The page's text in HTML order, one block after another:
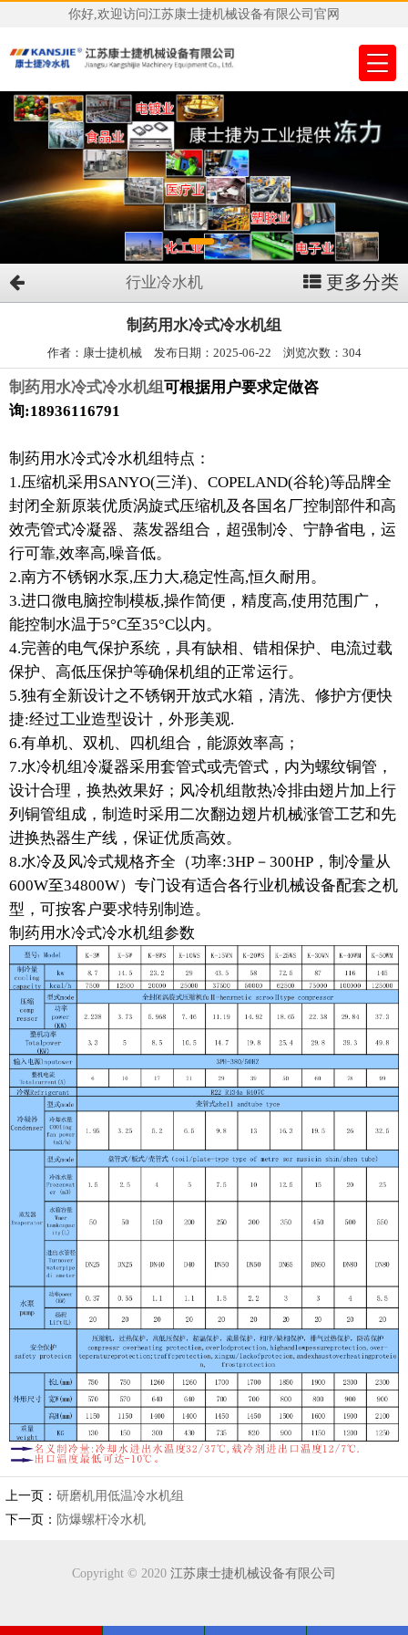
你好,欢迎访问江苏康士捷机械设备有限公司官网
行业冷水机 更多分类
制药用水冷式冷水机组
作者：康士捷机械 发布日期：2025-06-22 浏览次数：304
制药用水冷式冷水机组可根据用户要求定做咨
询:18936116791
制药用水冷式冷水机组特点：
1.压缩机采用SANYO(三洋)、COPELAND(谷轮)等品牌全
封闭全新原装优质涡旋式压缩机及各国名厂控制部件和高
效壳管式冷凝器、蒸发器组合，超强制冷、宁静省电，运
行可靠,效率高,噪音低。
2.南方不锈钢水泵,压力大,稳定性高,恒久耐用。
3.进口微电脑控制模板,操作简便，精度高,使用范围广，
能控制水温于5°C至35°C以内。
4.完善的电气保护系统，具有缺相、错相保护、电流过载
保护、高低压保护等确保机组的正常运行。
5.独有全新设计之不锈钢开放式水箱，清洗、修护方便快
捷:经过工业造型设计，外形美观.
6.有单机、双机、四机组合，能源效率高；
7.水冷机组冷凝器采用套管式或壳管式，内为螺纹铜管，
设计合理，换热效果好；风冷机组散热冷排由翅片加上行
列铜管组成，制造时采用二次翻边翅片机械涨管工艺和先
进换热器生产线，保证优质高效。
8.水冷及风冷式规格齐全（功率:3HP－300HP，制冷量从
600W至34800W）专门设有适合各行业机械设备配套之机
型，可按客户要求特别制造。
制药用水冷式冷水机组参数
上一页：研磨机用低温冷水机组
下一页： 防爆螺杆冷水机
Copyright © 2020 江苏康士捷机械设备有限公司